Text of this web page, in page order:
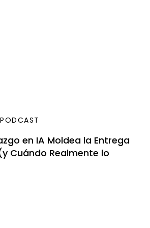
PODCAST
en IA Moldea la Entrega
Cuándo Realmente lo